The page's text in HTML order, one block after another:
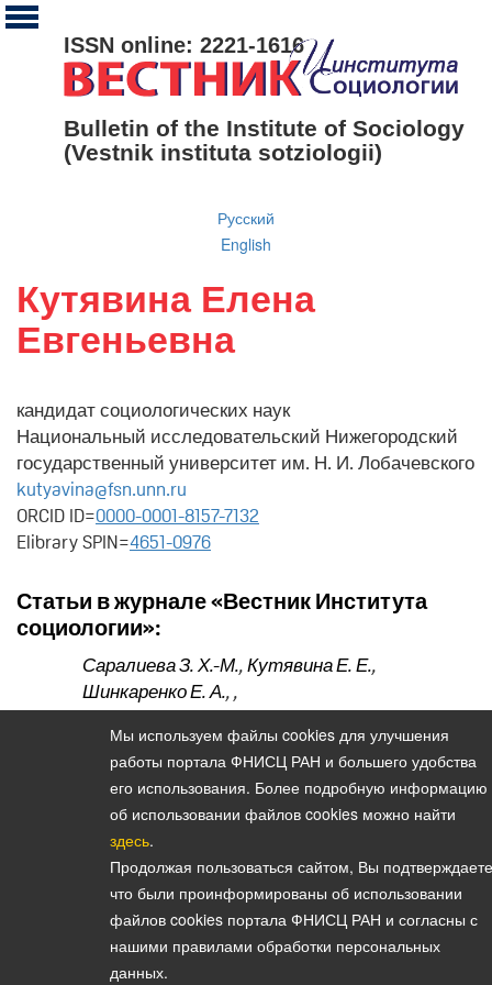
ISSN online: 2221-1616
Bulletin of the Institute of Sociology
(Vestnik instituta sotziologii)
Русский
English
Кутявина Елена
Евгеньевна
кандидат социологических наук
Национальный исследовательский Нижегородский
государственный университет им. Н. И. Лобачевского
kutyavina@fsn.unn.ru
ORCID ID=0000-0001-8157-7132
Elibrary SPIN=4651-0976
Статьи в журнале «Вестник Института
социологии»:
Саралиева З. Х.-М.,Кутявина Е. Е.,
Шинкаренко Е. А.,,
Пространство школьных мероприятий в
Нижнем Новгороде, посвященных 80-летию
Победы в Великой Отечественной войне
(2025. Том 16. № 51)
Политика конфиденциальности персональных данных
© 2026, Вестник Института социологии
vestnik@isras.ru
Мы используем файлы cookies для улучшения
работы портала ФНИСЦ РАН и большего удобства
его использования. Более подробную информацию
об использовании файлов cookies можно найти
здесь.
Продолжая пользоваться сайтом, Вы
что были проинформированы об использовании
файлов cookies портала ФНИСЦ РАН и согласны с
нашими правилами обработки персональных
данных.